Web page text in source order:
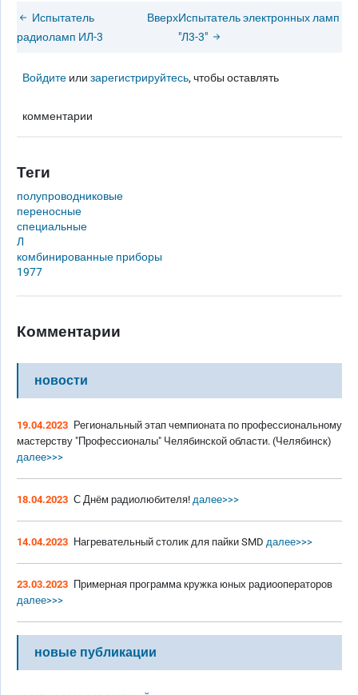
Испытатель
радиоламп ИЛ-3
ВверхИспытатель электронных ламп
"Л3-3"
Войдите илизарегистрируйтесь, чтобы оставлять
комментарии
Теги
полупроводниковые
переносные
специальные
Л
комбинированные приборы
1977
Комментарии
новости
19.04.2023 Региональный этап чемпионата по профессиональному
мастерству "Профессионалы" Челябинской области. (Челябинск)
далее>>>
18.04.2023 С Днём радиолюбителя! далее>>>
14.04.2023 Нагревательный столик для пайки SMD далее>>>
23.03.2023 Примерная программа кружка юных радиооператоров
далее>>>
новые публикации